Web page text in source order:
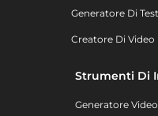
Generatore Di
Creatore Di Video
Strumenti Di
Generatore